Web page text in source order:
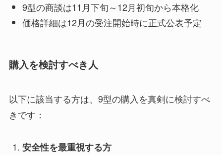
9型の商談は11月下旬～12月初旬から本格化
価格詳細は12月の受注開始時に正式公表予定
購入を検討すべき人
以下に該当する方は、9型の購入を真剣に検討すべ
きです：
安全性を最重視する方